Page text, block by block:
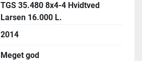
TGS 35.480 8x4-4 Hvidtved
Larsen 16.000 L.
2014
Meget god